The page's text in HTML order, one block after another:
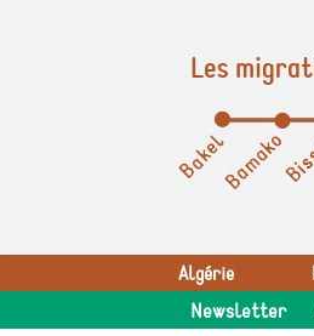
Les
Algérie
Newsletter